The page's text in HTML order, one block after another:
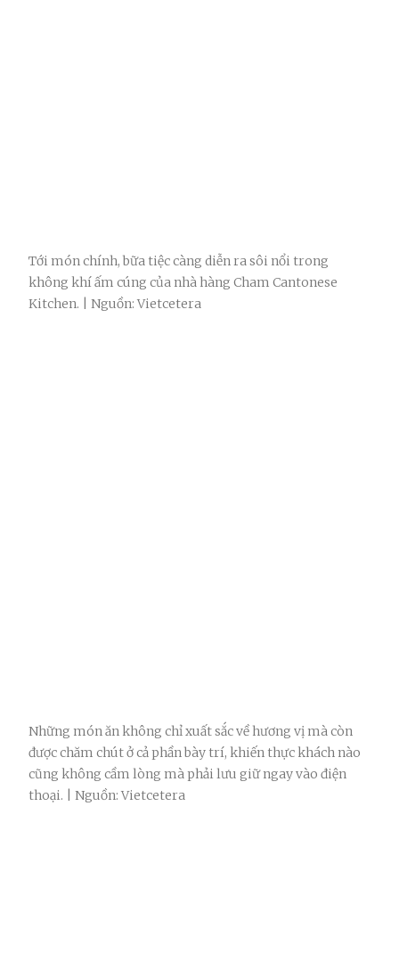
Tới món chính, bữa tiệc càng diễn ra sôi nổi trong
không khí ấm cúng của nhà hàng Cham Cantonese
Kitchen. | Nguồn: Vietcetera
Những món ăn không chỉ xuất sắc về hương vị mà còn
được chăm chút ở cả phần bày trí, khiến thực khách nào
cũng không cầm lòng mà phải lưu giữ ngay vào điện
thoại. | Nguồn: Vietcetera